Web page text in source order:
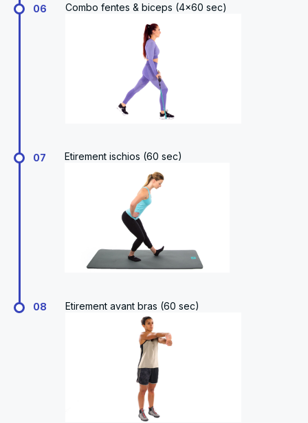
06 Combo fentes & biceps (4x60 sec)
07 Etirement ischios (60 sec)
08 Etirement avant bras (60 sec)